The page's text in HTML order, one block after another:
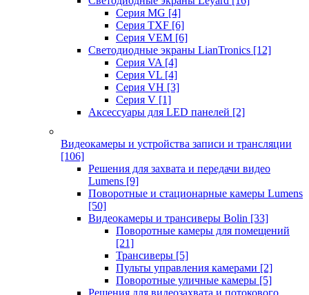
Серия MG [4]
Серия TXF [6]
Серия VEM [6]
Светодиодные экраны LianTronics [12]
Серия VA [4]
Серия VL [4]
Серия VH [3]
Серия V [1]
Аксессуары для LED панелей [2]
Видеокамеры и устройства записи и трансляции
[106]
Решения для захвата и передачи видео
Lumens [9]
Поворотные и стационарные камеры Lumens
[50]
Видеокамеры и трансиверы Bolin [33]
Поворотные камеры для помещений
[21]
Трансиверы [5]
Пульты управления камерами [2]
Поворотные уличные камеры [5]
Решения для видеозахвата и потокового